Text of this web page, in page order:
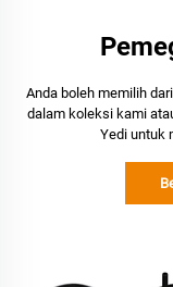
Anda boleh memilih
dalam koleksi kami
Yedi untuk